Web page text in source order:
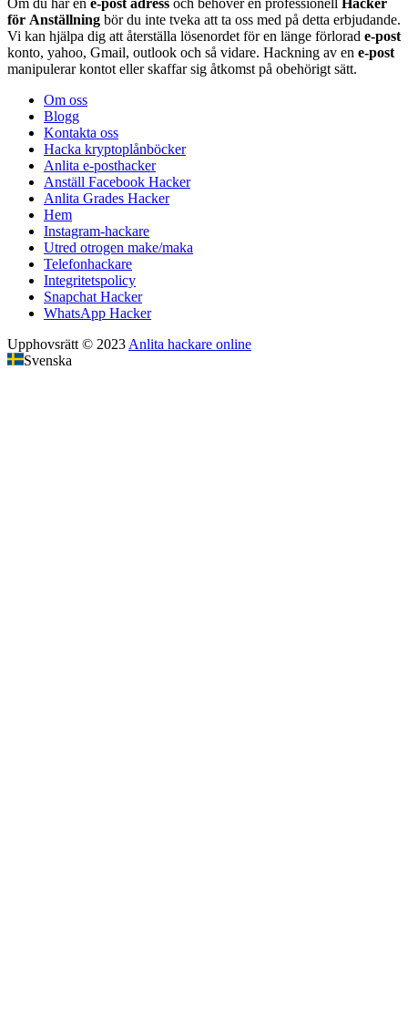
Om du har en e-post adress och behöver en professionell Hacker
för Anställning bör du inte tveka att ta oss med på detta erbjudande.
Vi kan hjälpa dig att återställa lösenordet för en länge förlorad e-post
konto, yahoo, Gmail, outlook och så vidare. Hackning av en e-post
manipulerar kontot eller skaffar sig åtkomst på obehörigt sätt.
Om oss
Blogg
Kontakta oss
Hacka kryptoplånböcker
Anlita e-posthacker
Anställ Facebook Hacker
Anlita Grades Hacker
Hem
Instagram-hackare
Utred otrogen make/maka
Telefonhackare
Integritetspolicy
Snapchat Hacker
WhatsApp Hacker
Upphovsrätt © 2023 Anlita hackare online
Svenska